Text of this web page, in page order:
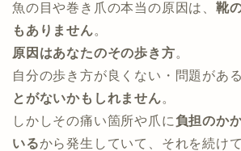
魚の目や巻き爪の本当の原因は、 靴
もありません。
原因はあなたのその歩き方。
自分の歩き方が良くない・問題があ
とがないかもしれません。
しかしその痛い箇所や爪に負担のか
いるから発生していて、それを続け